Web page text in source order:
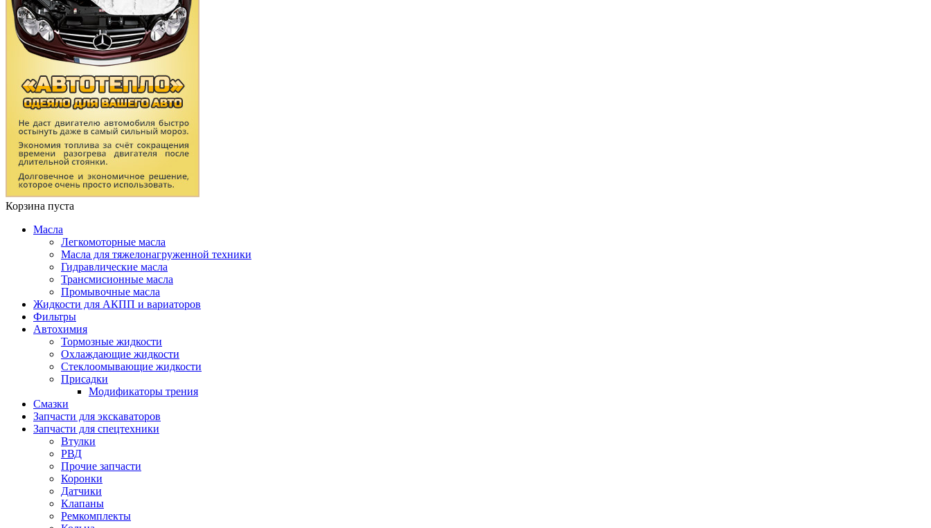
Корзина пуста
Масла
Легкомоторные масла
Масла для тяжелонагруженной техники
Гидравлические масла
Трансмисионные масла
Промывочные масла
Жидкости для АКПП и вариаторов
Фильтры
Автохимия
Тормозные жидкости
Охлаждающие жидкости
Стеклоомывающие жидкости
Присадки
Модификаторы трения
Смазки
Запчасти для экскаваторов
Запчасти для спецтехники
Втулки
РВД
Прочие запчасти
Коронки
Датчики
Клапаны
Ремкомплекты